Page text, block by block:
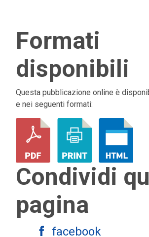
Formati
disponibili
Questa pubblicazione online è
e nei seguenti formati:
Condividi
pagina
facebook